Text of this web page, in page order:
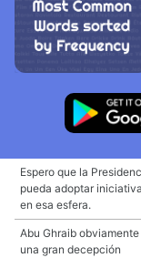
Espero que la
pueda adoptar
en esa esfera.
Abu Ghraib
una gran decepción